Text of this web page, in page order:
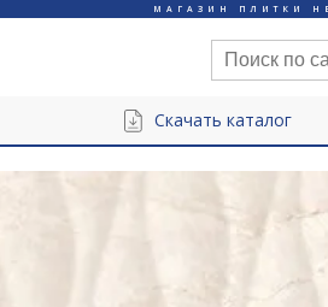
МАГАЗИН ПЛИТКИ
Скачать каталог